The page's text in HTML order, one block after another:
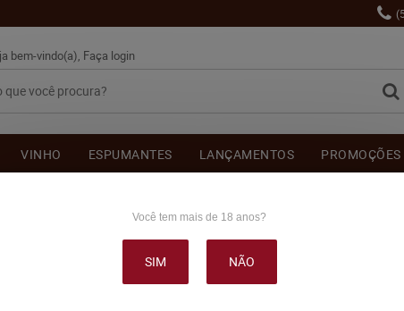
bem-vindo(a), Faça login
VINHO ESPUMANTES LANÇAMENTOS PROMOÇÕES
COQUETEL DRINKS GASEIFICADO 750ML
Você tem mais de 18 anos?
SIM NÃO